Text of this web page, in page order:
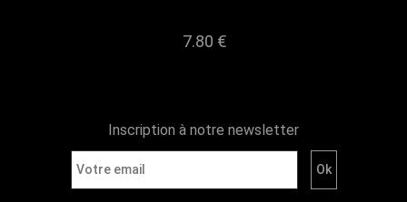
7.80 €
Inscription à notre newsletter